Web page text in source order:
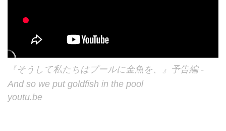
『そうして私たちはプールに金魚を、』予告編 -
And so we put goldfish in the pool
youtu.be